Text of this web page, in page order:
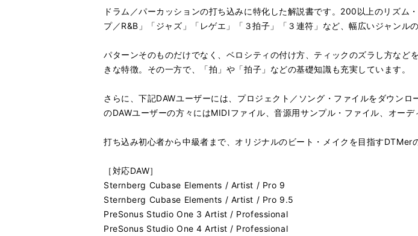
ドラム／パーカッションの打ち込みに特化した解説書です。200以上のリズム
プ／R&B」「ジャズ」「レゲエ」「３拍子」「３連符」など、幅広いジャンル
パターンそのものだけでなく、ベロシティの付け方、ティックのズラし方な
きな特徴。その一方で、「拍」や「拍子」などの基礎知識も充実しています。
さらに、下記DAWユーザーには、プロジェクト／ソング・ファイルをダウン
のDAWユーザーの方々にはMIDIファイル、音源用サンプル・ファイル、オーデ
打ち込み初心者から中級者まで、オリジナルのビート・メイクを目指すDTMer
［対応DAW］
Sternberg Cubase Elements / Artist / Pro 9
Sternberg Cubase Elements / Artist / Pro 9.5
PreSonus Studio One 3 Artist / Professional
PreSonus Studio One 4 Artist / Professional